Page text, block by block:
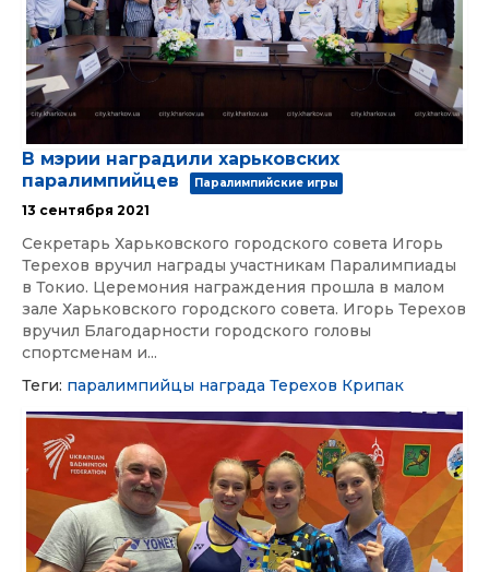
В мэрии наградили харьковских
паралимпийцев
Паралимпийские игры
13 сентября 2021
Секретарь Харьковского городского совета Игорь
Терехов вручил награды участникам Паралимпиады
в Токио. Церемония награждения прошла в малом
зале Харьковского городского совета. Игорь Терехов
вручил Благодарности городского головы
спортсменам и...
Теги: паралимпийцы награда Терехов Крипак